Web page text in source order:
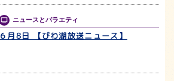
ニュースとバラエティ
６月8日 【びわ湖放送ニュース】